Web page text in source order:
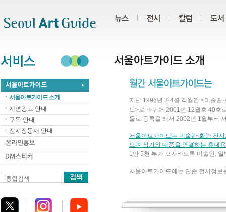
서울아트가이드 소개
지면광고 안내
구독 안내
전시장등재 안내
통합검색
지난 1996년 3·4월 격월간 <미술관
드>로 바뀌어 2001년 12월호 40호
물로 등록을 해서 2002년 1월부터
서울아트가이드는 미술관·화랑 전
으며 작가와 대중을 연결하는 휴대
1만 5천 부가 모자라도록 미술인,
서울아트가이드에는 단순 전시정